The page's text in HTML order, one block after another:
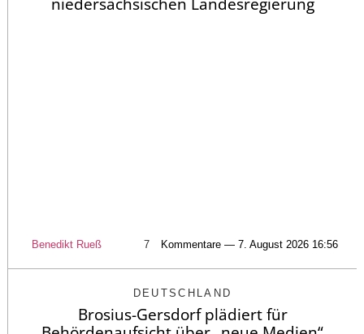
Benedikt Rueß 7 Kommentare — 7. August 2026 16:56
DEUTSCHLAND
Brosius-Gersdorf plädiert für